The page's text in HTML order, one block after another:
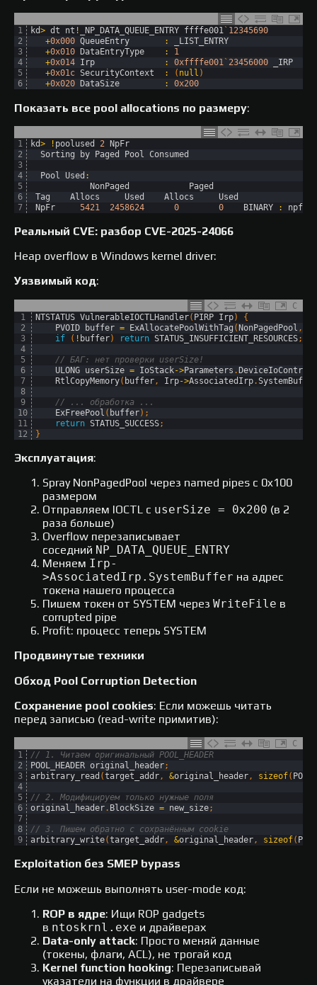
1
2
3
4
5
6
kd> dt nt ! _NP_DATA_QUEUE_ENTRY ffffe001 ` 12345690
+0x000 QueueEntry :
_LIST_ENTRY
+0x010 DataEntryType :
1
+0x014 Irp : 0xffffe001 ` 23456000
_IRP
+0x01c SecurityContext : ( null )
+0x020 DataSize : 0x200
Показать все pool allocations по размеру:
1
2
3
4
5
6
7
kd> ! poolused 2 NpFr
Sorting
by Paged Pool Consumed
Pool Used :
NonPaged Paged
Tag Allocs Used Allocs Used
NpFr
5421 2458624 0 0 BINARY : npfs
Реальный CVE: разбор CVE-2025-24066
Heap overflow в Windows kernel driver:
Уязвимый код:
C
1
2
3
4
5
6
7
8
9
10
11
12
NTSTATUS VulnerableIOCTLHandler( PIRP Irp)
{
PVOID
buffer = ExAllocatePoolWithTag (NonPagedPool ,
if
( ! buffer) return STATUS_INSUFFICIENT_RESOURCES;
// БАГ: нет проверки userSize!
ULONG userSize = IoStack->Parameters .DeviceIoControl
RtlCopyMemory( buffer , Irp->AssociatedIrp.SystemBuffer
// ... обработка ...
ExFreePool ( buffer) ;
return STATUS_SUCCESS;
}
Эксплуатация:
Spray NonPagedPool через named pipes с 0x100
размером
Отправляем IOCTL с userSize = 0x200 (в 2
раза больше)
Overflow перезаписывает
соседний NP_DATA_QUEUE_ENTRY
Меняем Irp-
>AssociatedIrp.SystemBuffer на адрес
токена нашего процесса
Пишем токен от SYSTEM через WriteFile в
corrupted pipe
Profit: процесс теперь SYSTEM
Продвинутые техники
Обход Pool Corruption Detection
Сохранение pool cookies: Если можешь читать
перед записью (read-write примитив):
C
1
2
3
4
5
6
7
8
9
// 1. Читаем оригинальный POOL_HEADER
POOL_HEADER original_header;
arbitrary_read (target_addr, &original_header, sizeof(
// 2. Модифицируем только нужные поля
original_header. BlockSize = new_size;
// 3. Пишем обратно с сохранённым cookie
arbitrary_write(target_addr, &original_header, sizeof(
Exploitation без SMEP bypass
Если не можешь выполнять user-mode код:
ROP в ядре: Ищи ROP gadgets
в ntoskrnl.exe и драйверах
Data-only attack: Просто меняй данные
(токены, флаги, ACL), не трогай код
Kernel function hooking: Перезаписывай
указатели на функции в драйвере